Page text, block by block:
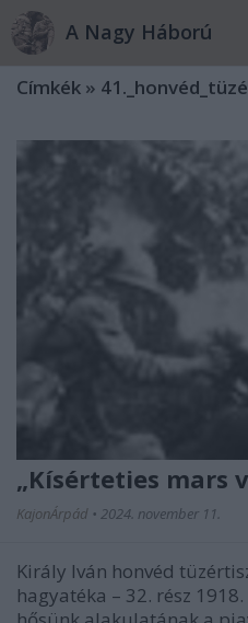
A Nagy Háború
Címkék »
„Kísérteties mars
KajonÁrpád • 2024. november 11.
Király Iván honvéd
hagyatéka – 32. rész